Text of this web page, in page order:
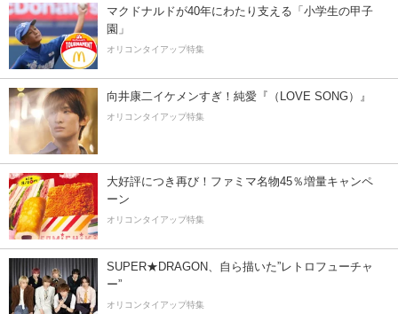
マクドナルドが40年にわたり支える「小学生の甲子
園」
オリコンタイアップ特集
向井康二イケメンすぎ！純愛『（LOVE SONG）』
オリコンタイアップ特集
大好評につき再び！ファミマ名物45％増量キャンペ
ーン
オリコンタイアップ特集
SUPER★DRAGON、自ら描いた”レトロフューチャ
ー”
オリコンタイアップ特集